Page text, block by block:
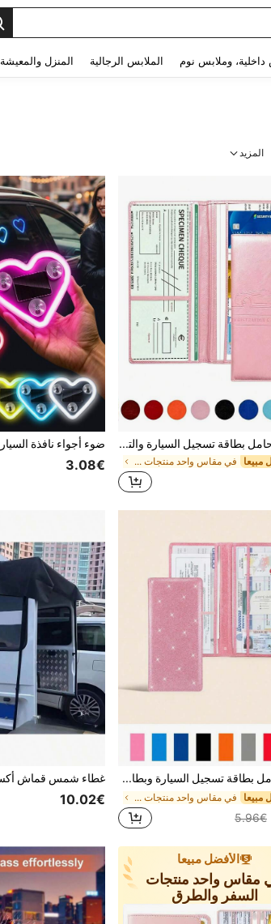
داخلية، وملابس نوم الملابس الرجالية المنزل والمعيشة
المزيد
1 قطعة حامل بطاقة تسجيل السيارة والتأمين من جلد PU، حامل بطاقة تسجيل السيارة والتأمين، صندوق تخزين مستندات السيارة منظم صندوق القفازات مجلد تأمين السيارة، منظم صندوق القفازات للسيارة للجنسين - وردي، أسود
في مقاس واحد منتجات السفر والطرق 3.08€
حامل بطاقة تسجيل السيارة وبطاقة التأمين، منظم مستندات رخصة السيارة لصندوق القفازات، مناسب للرجال والنساء والمراهقين، ملف سيارة مقاوم للماء لحفظ البطاقات وبطاقة القيادة وما إلى ذلك.
في مقاس واحد منتجات السفر والطرق
5.96€
10.02€
الأفضل مبيعا
مقاس واحد منتجات
السفر والطرق